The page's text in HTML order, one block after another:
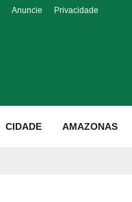
Anuncie Privacidade
CIDADE AMAZONAS